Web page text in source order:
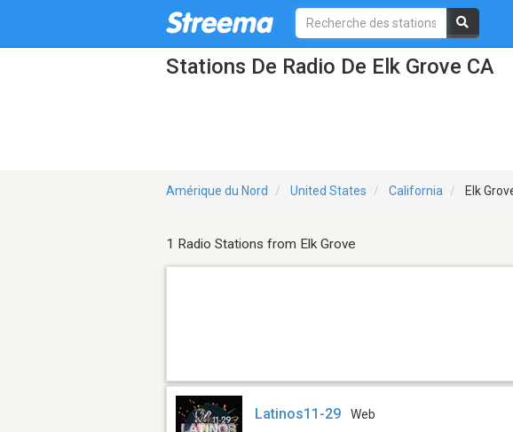
Stations De Radio De Elk Grove CA
Amérique du Nord United States California Elk
1 Radio Stations from Elk Grove
Latinos11-29 Web